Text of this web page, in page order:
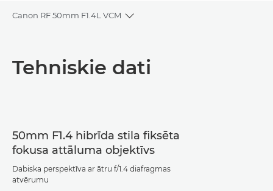
Canon RF 50mm F1.4L VCM
Toggle breadcrumbs
Tehniskie dati
Tehniskie dati
50mm F1.4 hibrīda stila fiksēta
fokusa attāluma objektīvs
Dabiska perspektīva ar ātru f/1.4 diafragmas
atvērumu